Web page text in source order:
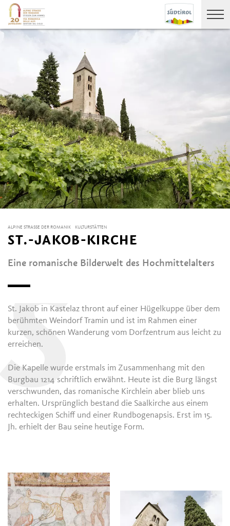
ALPINE STRASSE DER ROMANIK KULTURSTÄTTEN
ST.-JAKOB-KIRCHE
Eine romanische Bilderwelt des Hochmittelalters
S
St. Jakob in Kastelaz thront auf einer Hügelkuppe über dem
berühmten Weindorf Tramin und ist im Rahmen einer
kurzen, schönen Wanderung vom Dorfzentrum aus leicht zu
erreichen.
Die Kapelle wurde erstmals im Zusammenhang mit den
Burgbau 1214 schriftlich erwähnt. Heute ist die Burg längst
verschwunden, das romanische Kirchlein aber blieb uns
erhalten. Ursprünglich bestand die Saalkirche aus einem
rechteckigen Schiff und einer Rundbogenapsis. Erst im 15.
Jh. erhielt der Bau seine heutige Form.